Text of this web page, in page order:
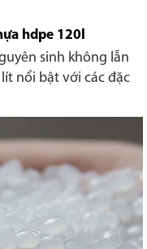
hdpe 120l
sinh không lẫn
nổi bật với các đặc